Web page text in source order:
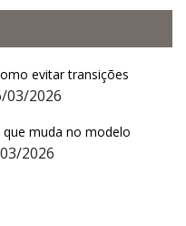
evitar transições
03/2026
que muda no modelo
2026